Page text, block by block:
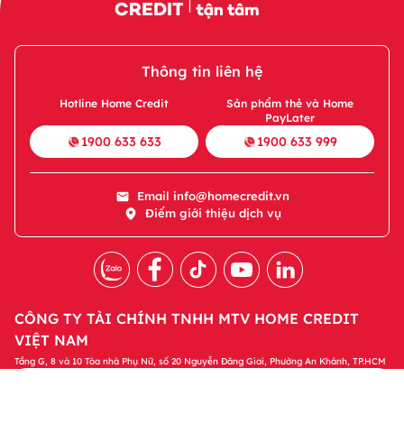
Thông tin liên hệ
Hotline Home Credit
1900 633 633
Sản phẩm thẻ và Home
PayLater
1900 633 999
Email info@homecredit.vn
Điểm giới thiệu dịch vụ
CÔNG TY TÀI CHÍNH TNHH MTV HOME CREDIT
VIỆT NAM
Tầng G, 8 và 10 Tòa nhà Phụ Nữ, số 20 Nguyễn Đăng Giai, Phường An Khánh, TP.HCM